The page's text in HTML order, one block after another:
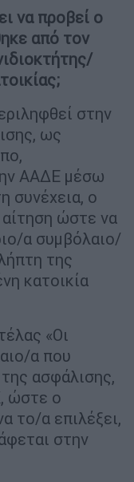
να προβεί ο
από τον
στην
ως
ΑΑΔΕ μέσω
συνέχεια, ο
ώστε να
α συμβόλαιο/
της
κατοικία
«Οι
α που
ασφάλισης,
ώστε ο
το/α επιλέξει,
στην